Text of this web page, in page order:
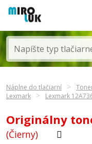
Náplne do tlačiarní
Lexmark
Lexmark
Originálny
(Čierny)